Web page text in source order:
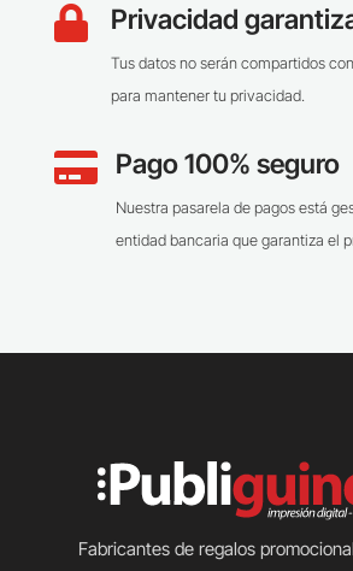
 Privacidad
Tus datos no serán compartidos
para mantener tu privacidad.
 Pago 100% seguro
Nuestra pasarela de pagos está
entidad bancaria que garantiza el
Fabricantes de regalos